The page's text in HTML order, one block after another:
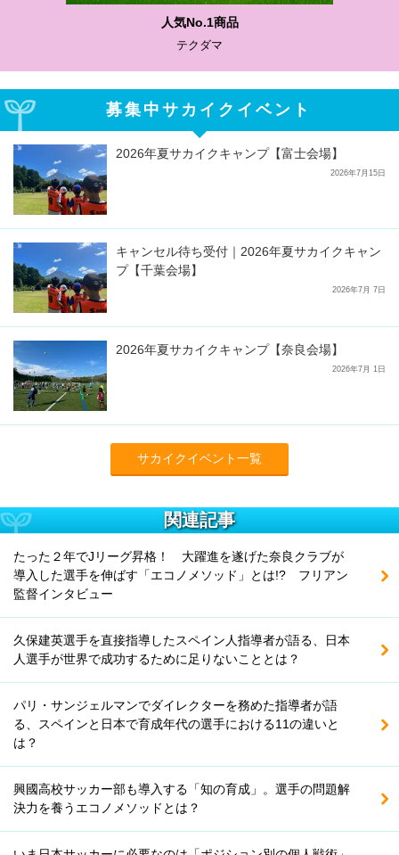
人気No.1商品
テクダマ
募集中サカイクイベント
2026年夏サカイクキャンプ【富士会場】
2026年7月15日
キャンセル待ち受付｜2026年夏サカイクキャン
プ【千葉会場】
2026年7月 7日
2026年夏サカイクキャンプ【奈良会場】
2026年7月 1日
サカイクイベント一覧
関連記事
たった２年でJリーグ昇格！ 大躍進を遂げた奈良クラブが
導入した選手を伸ばす「エコノメソッド」とは!? フリアン
監督インタビュー
久保建英選手を直接指導したスペイン人指導者が語る、日本
人選手が世界で成功するために足りないこととは？
パリ・サンジェルマンでダイレクターを務めた指導者が語
る、スペインと日本で育成年代の選手における11の違いと
は？
興國高校サッカー部も導入する「知の育成」。選手の問題解
決力を養うエコノメソッドとは？